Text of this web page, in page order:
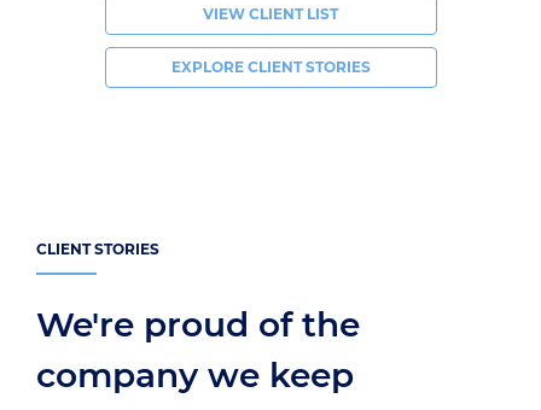
VIEW CLIENT LIST
EXPLORE CLIENT STORIES
CLIENT STORIES
We're proud of the
company we keep